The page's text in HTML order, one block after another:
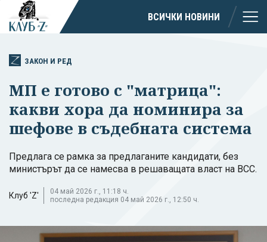
ВСИЧКИ НОВИНИ
ЗАКОН И РЕД
МП е готово с "матрица":
какви хора да номинира за
шефове в съдебната система
Предлага се рамка за предлаганите кандидати, без
министърът да се намесва в решаващата власт на ВСС.
Клуб 'Z'
04 май 2026 г., 11:18 ч.
последна редакция 04 май 2026 г., 12:50 ч.